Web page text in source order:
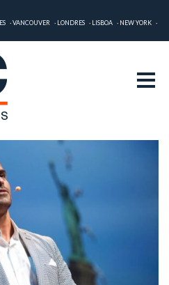
VANCOUVER LONDRES LISBOA
NEW YORK